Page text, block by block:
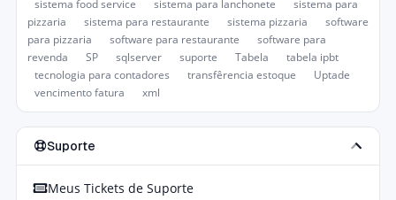
sistema food service sistema para lanchonete
sistema para
pizzaria
sistema para restaurante sistema pizzaria
software
para pizzaria
software para restaurante
software para
revenda
SP sqlserver suporte Tabela
tabela ipbt
tecnologia para contadores
transfêrencia estoque
Uptade
vencimento fatura
xml
Suporte
Meus Tickets de Suporte